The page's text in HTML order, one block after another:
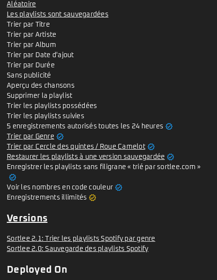
Aléatoire
Les playlists sont sauvegardées
Trier par Titre
Trier par Artiste
Trier par Album
Trier par Date d'ajout
Trier par Durée
Sans publicité
Aperçu des chansons
Supprimer la playlist
Trier les playlists possédées
Trier les playlists suivies
5 enregistrements autorisés toutes les 24 heures verified
Trier par Genre verified
Trier par Cercle des quintes / Roue Camelot verified
Restaurer les playlists à une version sauvegardée verified
Enregistrer les playlists sans filigrane « trié par sortlee.com »
verified
Voir les nombres en code couleur verified
Enregistrements illimités verified
Versions
Sortlee 2.1: Trier les playlists Spotify par genre
Sortlee 2.0: Sauvegarde des playlists Spotify
Deployed On